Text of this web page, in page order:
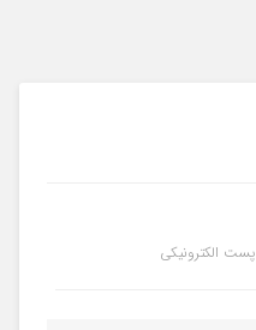
پست الکترونیکی